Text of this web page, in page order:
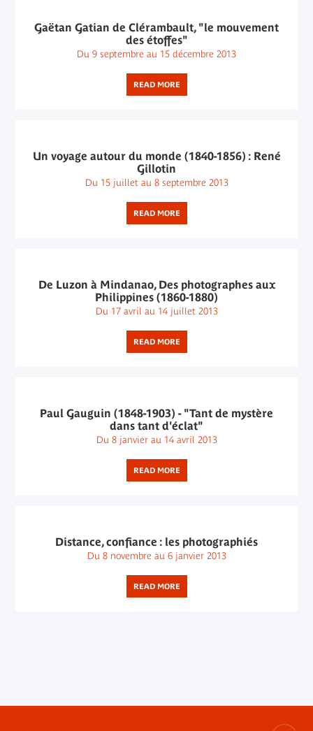
Gaëtan Gatian de Clérambault, "le mouvement
des étoffes"
Du 9 septembre au 15 décembre 2013
READ MORE
Un voyage autour du monde (1840-1856) : René
Gillotin
Du 15 juillet au 8 septembre 2013
READ MORE
De Luzon à Mindanao, Des photographes aux
Philippines (1860-1880)
Du 17 avril au 14 juillet 2013
READ MORE
Paul Gauguin (1848-1903) - "Tant de mystère
dans tant d'éclat"
Du 8 janvier au 14 avril 2013
READ MORE
Distance, confiance : les photographiés
Du 8 novembre au 6 janvier 2013
READ MORE